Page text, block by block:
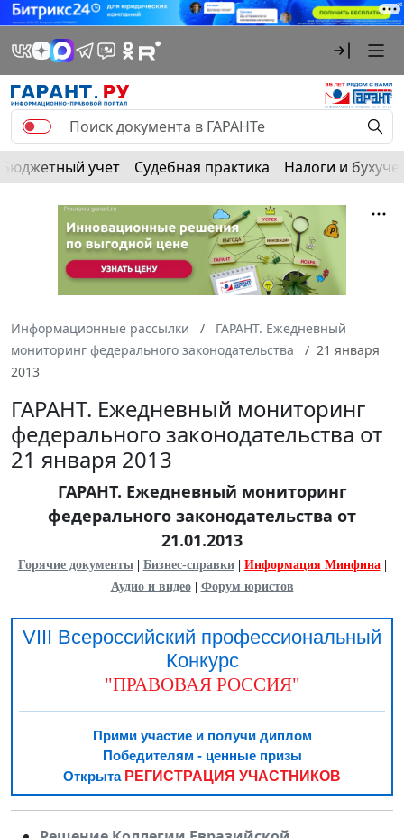
Бюджетный учет Судебная практика Налоги и
Информационные рассылки
ГАРАНТ. Ежедневный
мониторинг федерального законодательства
21 января
2013
ГАРАНТ. Ежедневный мониторинг
федерального законодательства от
21 января 2013
ГАРАНТ. Ежедневный мониторинг
федерального законодательства от
21.01.2013
Горячие документы| Бизнес-справки| Информация Минфина|
Аудио и видео| Форум юристов
VIII Всероссийский профессиональный
Конкурс
"ПРАВОВАЯ РОССИЯ"
Прими участие и получи диплом
Победителям - ценные призы
Открыта РЕГИСТРАЦИЯ УЧАСТНИКОВ